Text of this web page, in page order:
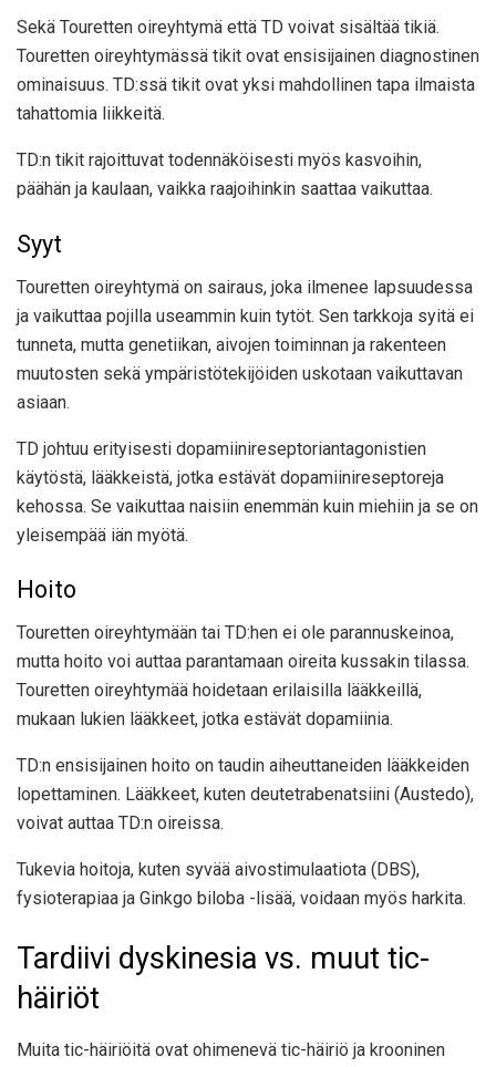
Sekä Touretten oireyhtymä että TD voivat sisältää tikiä.
Touretten oireyhtymässä tikit ovat ensisijainen diagnostinen
ominaisuus. TD:ssä tikit ovat yksi mahdollinen tapa ilmaista
tahattomia liikkeitä.
TD:n tikit rajoittuvat todennäköisesti myös kasvoihin,
päähän ja kaulaan, vaikka raajoihinkin saattaa vaikuttaa.
Syyt
Touretten oireyhtymä on sairaus, joka ilmenee lapsuudessa
ja vaikuttaa pojilla useammin kuin tytöt. Sen tarkkoja syitä ei
tunneta, mutta genetiikan, aivojen toiminnan ja rakenteen
muutosten sekä ympäristötekijöiden uskotaan vaikuttavan
asiaan.
TD johtuu erityisesti dopamiinireseptoriantagonistien
käytöstä, lääkkeistä, jotka estävät dopamiinireseptoreja
kehossa. Se vaikuttaa naisiin enemmän kuin miehiin ja se on
yleisempää iän myötä.
Hoito
Touretten oireyhtymään tai TD:hen ei ole parannuskeinoa,
mutta hoito voi auttaa parantamaan oireita kussakin tilassa.
Touretten oireyhtymää hoidetaan erilaisilla lääkkeillä,
mukaan lukien lääkkeet, jotka estävät dopamiinia.
TD:n ensisijainen hoito on taudin aiheuttaneiden lääkkeiden
lopettaminen. Lääkkeet, kuten deutetrabenatsiini (Austedo),
voivat auttaa TD:n oireissa.
Tukevia hoitoja, kuten syvää aivostimulaatiota (DBS),
fysioterapiaa ja Ginkgo biloba -lisää, voidaan myös harkita.
Tardiivi dyskinesia vs. muut tic-
häiriöt
Muita tic-häiriöitä ovat ohimenevä tic-häiriö ja krooninen